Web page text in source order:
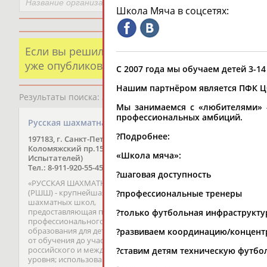
Если вы решили разместить информацию о
уже опубликованных данных и хотите ее
Результаты поиска: 5723 организаций
Русская шахматная школа
197183, г. Санкт-Петербург,
Коломяжский пр.15/2 (вход с пр.
Испытателей)
Тел.: 8-911-920-55-45
«РУССКАЯ ШАХМАТНАЯ ШКОЛА»
(РШШ) - крупнейшая в России сеть
шахматных школ,
предоставляющая полный цикл
профессионального шахматного
образования для детей и взрослых:
от обучения до участия в турнирах
российского и международного
уровня; использование
Региональная
Республики)
364013, г. Грозный, ул.
Тел.: +7(928)603-00-50
Президент - ХАДЖИЕВ
Школа Мяча в соцсетях:
С 2007 года мы обучаем детей 3-
Нашим партнёром является ПФК
Мы занимаемся с «любителями»
профессиональных амбиций.
?Подробнее:
«Школа мяча»:
?шаговая доступность
?профессиональные тренеры
?только футбольная
?развиваем координацию/
?ставим детям техническую